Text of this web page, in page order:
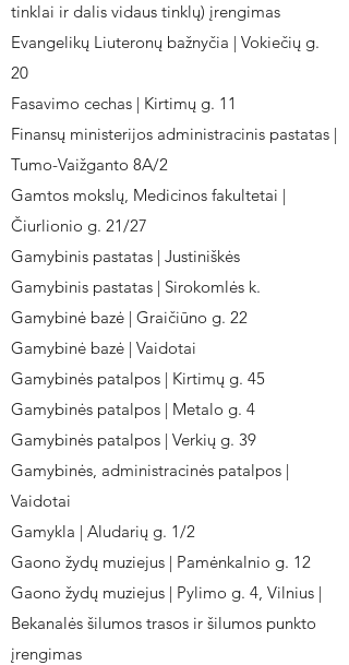
tinklai ir dalis vidaus tinklų) įrengimas
Evangelikų Liuteronų bažnyčia | Vokiečių g.
20
Fasavimo cechas | Kirtimų g. 11
Finansų ministerijos administracinis pastatas |
Tumo-Vaižganto 8A/2
Gamtos mokslų, Medicinos fakultetai |
Čiurlionio g. 21/27
Gamybinis pastatas | Justiniškės
Gamybinis pastatas | Sirokomlės k.
Gamybinė bazė | Graičiūno g. 22
Gamybinė bazė | Vaidotai
Gamybinės patalpos | Kirtimų g. 45
Gamybinės patalpos | Metalo g. 4
Gamybinės patalpos | Verkių g. 39
Gamybinės, administracinės patalpos |
Vaidotai
Gamykla | Aludarių g. 1/2
Gaono žydų muziejus | Pamėnkalnio g. 12
Gaono žydų muziejus | Pylimo g. 4, Vilnius |
Bekanalės šilumos trasos ir šilumos punkto
įrengimas